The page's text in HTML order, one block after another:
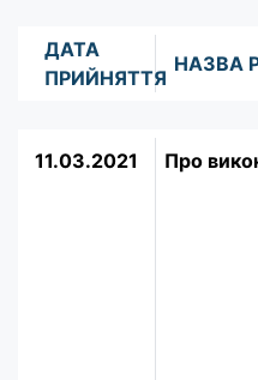
ДАТА
ПРИЙНЯТТЯ
НАЗВА
11.03.2021 Про